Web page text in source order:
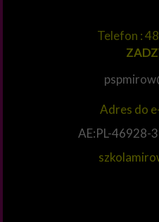
Adres do
AE:PL-46928-
Telefon :